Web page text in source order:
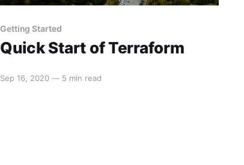
Getting Started
Quick Start of Terraform
Sep 16, 2020 — 5 min read